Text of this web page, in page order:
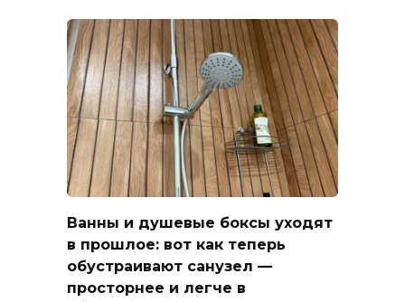
Ванны и душевые боксы уходят
в прошлое: вот как теперь
обустраивают санузел —
просторнее и легче в